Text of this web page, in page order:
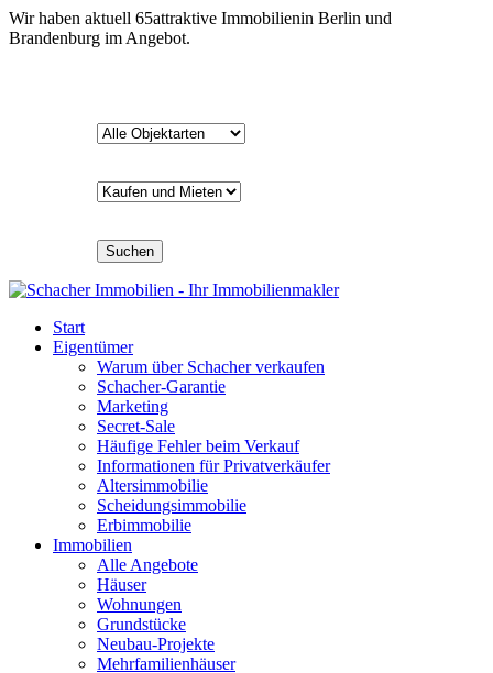
Wir haben aktuell 65attraktive Immobilienin Berlin und
Brandenburg im Angebot.
Suchen
Start
Eigentümer
Warum über Schacher verkaufen
Schacher-Garantie
Marketing
Secret-Sale
Häufige Fehler beim Verkauf
Informationen für Privatverkäufer
Altersimmobilie
Scheidungsimmobilie
Erbimmobilie
Immobilien
Alle Angebote
Häuser
Wohnungen
Grundstücke
Neubau-Projekte
Mehrfamilienhäuser